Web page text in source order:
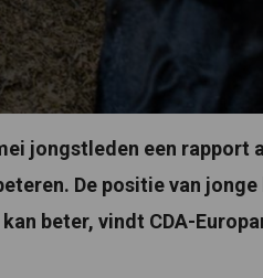
jongstleden een rapport
De positie van
beter, vindt CDA-